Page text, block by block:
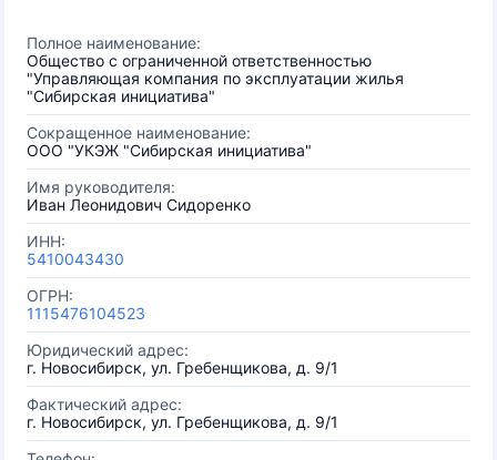
Полное наименование:
Общество с ограниченной ответственностью
"Управляющая компания по эксплуатации жилья
"Сибирская инициатива"
Сокращенное наименование:
ООО "УКЭЖ "Сибирская инициатива"
Имя руководителя:
Иван Леонидович Сидоренко
ИНН:
5410043430
ОГРН:
1115476104523
Юридический адрес:
г. Новосибирск, ул. Гребенщикова, д. 9/1
Фактический адрес:
г. Новосибирск, ул. Гребенщикова, д. 9/1